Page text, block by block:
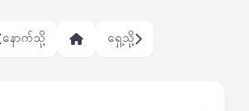
နောက်သို့ ရှေ့သို့